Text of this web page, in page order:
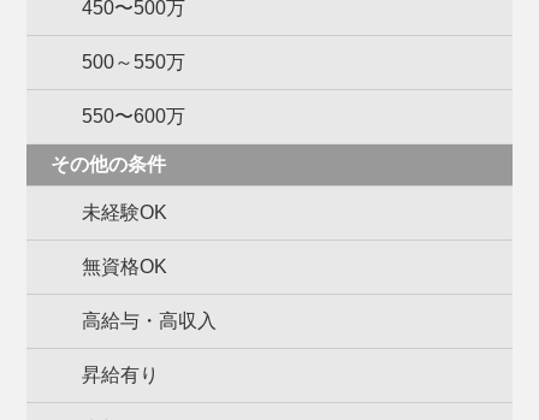
450〜500万
500～550万
550〜600万
その他の条件
未経験OK
無資格OK
高給与・高収入
昇給有り